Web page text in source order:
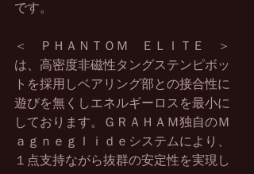
です。
＜　ＰＨＡＮＴＯＭ　ＥＬＩＴＥ　＞
は、高密度非磁性タングステンピボッ
トを採用しベアリング部との接合性に
遊びを無くしエネルギーロスを最小に
しております。ＧＲＡＨＡＭ独自のＭ
ａｇｎｅｇｌｉｄｅシステムにより、
１点支持ながら抜群の安定性を実現し